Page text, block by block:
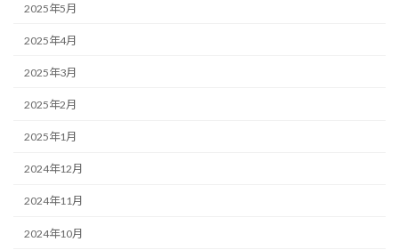
2025年5月
2025年4月
2025年3月
2025年2月
2025年1月
2024年12月
2024年11月
2024年10月